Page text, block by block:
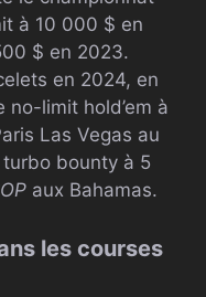
à 10 000 $ en
$ en 2023.
en 2024, en
limit hold’em à
Las Vegas au
turbo bounty à 5
aux Bahamas.
les courses